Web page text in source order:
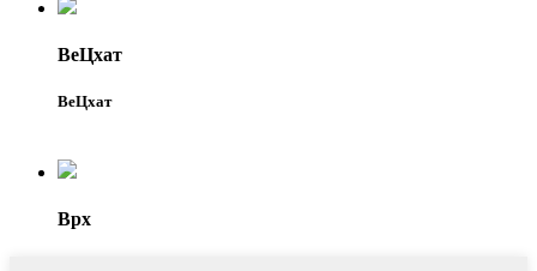
ВеЦхат
ВеЦхат
Врх